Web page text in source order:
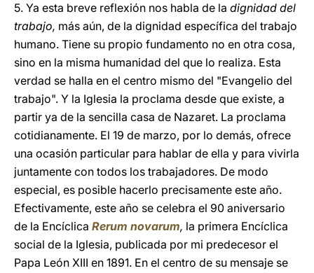
5. Ya esta breve reflexión nos habla de la dignidad del
trabajo, más aún, de la dignidad específica del trabajo
humano. Tiene su propio fundamento no en otra cosa,
sino en la misma humanidad del que lo realiza. Esta
verdad se halla en el centro mismo del "Evangelio del
trabajo". Y la Iglesia la proclama desde que existe, a
partir ya de la sencilla casa de Nazaret. La proclama
cotidianamente. El 19 de marzo, por lo demás, ofrece
una ocasión particular para hablar de ella y para vivirla
juntamente con todos los trabajadores. De modo
especial, es posible hacerlo precisamente este año.
Efectivamente, este año se celebra el 90 aniversario
de la Encíclica Rerum novarum, la primera Encíclica
social de la Iglesia, publicada por mi predecesor el
Papa León XIII en 1891. En el centro de su mensaje se